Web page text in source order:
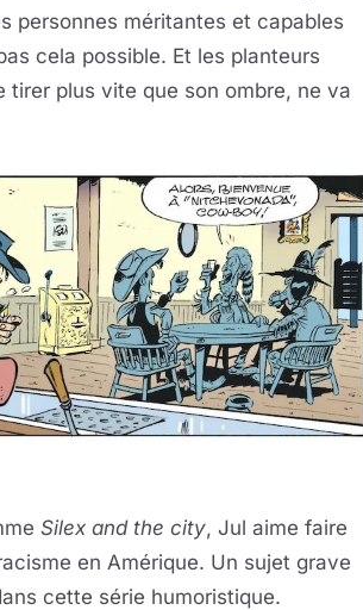
personnes méritantes et capables
cela possible. Et les planteurs
plus vite que son ombre, ne va
Silex and the city, Jul aime faire
en Amérique. Un sujet grave
cette série humoristique.